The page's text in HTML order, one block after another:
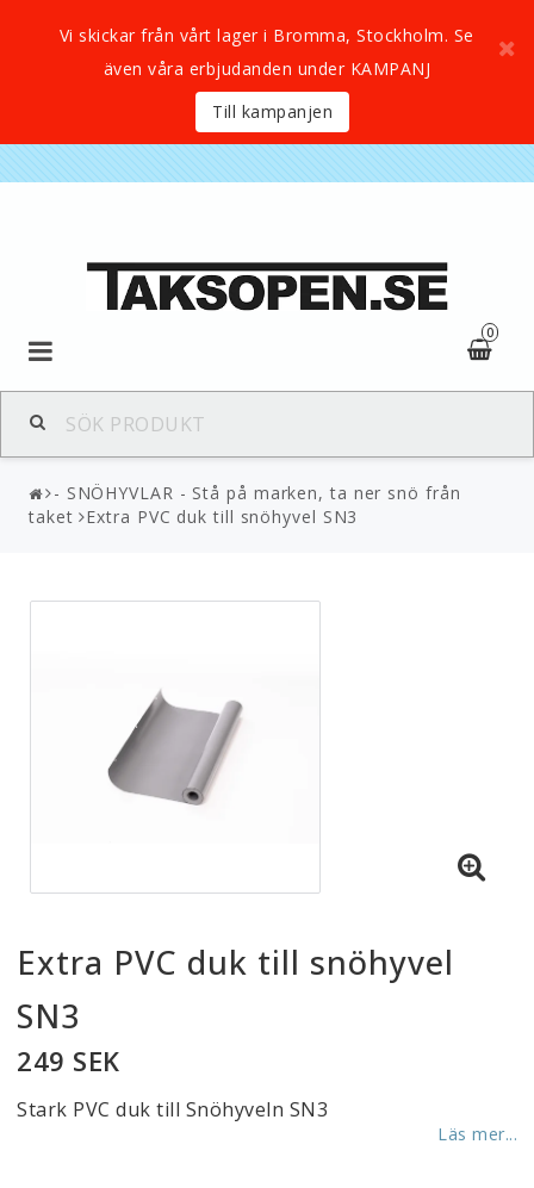
Vi skickar från vårt lager i Bromma, Stockholm. Se
även våra erbjudanden under KAMPANJ
Till kampanjen
0
- SNÖHYVLAR - Stå på marken, ta ner snö från
taket
Extra PVC duk till snöhyvel SN3
Extra PVC duk till snöhyvel
SN3
249 SEK
Stark PVC duk till Snöhyveln SN3
Läs mer...